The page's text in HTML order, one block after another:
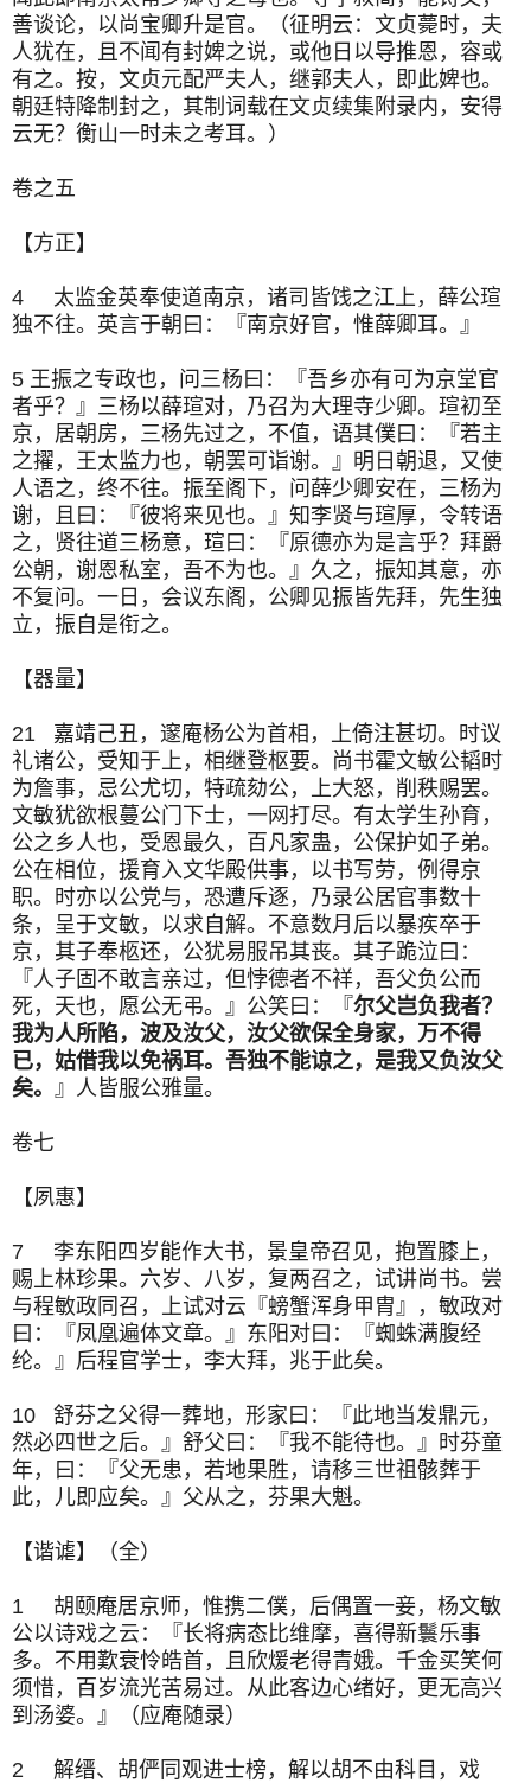
善谈论，以尚宝卿升是官。（征明云：文贞薨时，夫
人犹在，且不闻有封婢之说，或他日以导推恩，容或
有之。按，文贞元配严夫人，继郭夫人，即此婢也。
朝廷特降制封之，其制词载在文贞续集附录内，安得
云无？衡山一时未之考耳。）
卷之五
【方正】
4 太监金英奉使道南京，诸司皆饯之江上，薛公瑄
独不往。英言于朝曰：『南京好官，惟薛卿耳。』
5 王振之专政也，问三杨曰：『吾乡亦有可为京堂官
者乎？』三杨以薛瑄对，乃召为大理寺少卿。瑄初至
京，居朝房，三杨先过之，不值，语其僕曰：『若主
之擢，王太监力也，朝罢可诣谢。』明日朝退，又使
人语之，终不往。振至阁下，问薛少卿安在，三杨为
谢，且曰：『彼将来见也。』知李贤与瑄厚，令转语
之，贤往道三杨意，瑄曰：『原德亦为是言乎？拜爵
公朝，谢恩私室，吾不为也。』久之，振知其意，亦
不复问。一日，会议东阁，公卿见振皆先拜，先生独
立，振自是衔之。
【器量】
21 嘉靖己丑，邃庵杨公为首相，上倚注甚切。时议
礼诸公，受知于上，相继登枢要。尚书霍文敏公韬时
为詹事，忌公尤切，特疏劾公，上大怒，削秩赐罢。
文敏犹欲根蔓公门下士，一网打尽。有太学生孙育，
公之乡人也，受恩最久，百凡家蛊，公保护如子弟。
公在相位，援育入文华殿供事，以书写劳，例得京
职。时亦以公党与，恐遭斥逐，乃录公居官事数十
条，呈于文敏，以求自解。不意数月后以暴疾卒于
京，其子奉柩还，公犹易服吊其丧。其子跪泣曰：
『人子固不敢言亲过，但悖德者不祥，吾父负公而
死，天也，愿公无弔。』公笑曰：『尔父岂负我者？
我为人所陷，波及汝父，汝父欲保全身家，万不得
已，姑借我以免祸耳。吾独不能谅之，是我又负汝父
矣。
』人皆服公雅量。
卷七
【夙惠】
7 李东阳四岁能作大书，景皇帝召见，抱置膝上，
赐上林珍果。六岁、八岁，复两召之，试讲尚书。尝
与程敏政同召，上试对云『螃蟹浑身甲胄』，敏政对
曰：『凤凰遍体文章。』东阳对曰：『蜘蛛满腹经
纶。』后程官学士，李大拜，兆于此矣。
10 舒芬之父得一葬地，形家曰：『此地当发鼎元，
然必四世之后。』舒父曰：『我不能待也。』时芬童
年，曰：『父无患，若地果胜，请移三世祖骸葬于
此，儿即应矣。』父从之，芬果大魁。
【谐谑】（全）
1 胡颐庵居京师，惟携二僕，后偶置一妾，杨文敏
公以诗戏之云：『长将病态比维摩，喜得新鬟乐事
多。不用歎衰怜皓首，且欣煖老得青娥。千金买笑何
须惜，百岁流光苦易过。从此客边心绪好，更无高兴
到汤婆。』（应庵随录）
2 解缙、胡俨同观进士榜，解以胡不由科目，戏